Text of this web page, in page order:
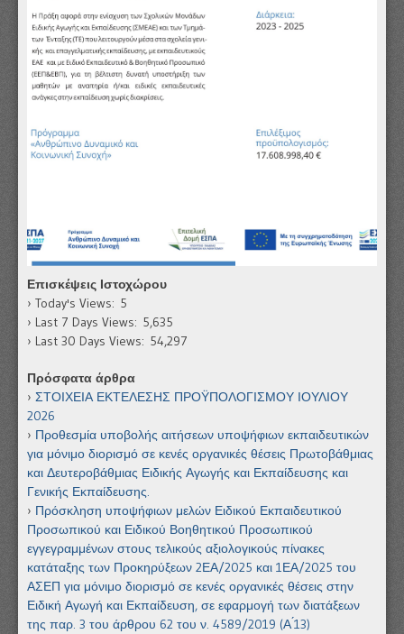
Επισκέψεις Ιστοχώρου
Today's Views: 5
Last 7 Days Views: 5,635
Last 30 Days Views: 54,297
Πρόσφατα άρθρα
ΣΤΟΙΧΕΙΑ ΕΚΤΕΛΕΣΗΣ ΠΡΟΫΠΟΛΟΓΙΣΜΟΥ ΙΟΥΛΙΟΥ
2026
Προθεσμία υποβολής αιτήσεων υποψήφιων εκπαιδευτικών
για μόνιμο διορισμό σε κενές οργανικές θέσεις Πρωτοβάθμιας
και Δευτεροβάθμιας Ειδικής Αγωγής και Εκπαίδευσης και
Γενικής Εκπαίδευσης.
Πρόσκληση υποψήφιων μελών Ειδικού Εκπαιδευτικού
Προσωπικού και Ειδικού Βοηθητικού Προσωπικού
εγγεγραμμένων στους τελικούς αξιολογικούς πίνακες
κατάταξης των Προκηρύξεων 2ΕΑ/2025 και 1ΕΑ/2025 του
ΑΣΕΠ για μόνιμο διορισμό σε κενές οργανικές θέσεις στην
Ειδική Αγωγή και Εκπαίδευση, σε εφαρμογή των διατάξεων
της παρ. 3 του άρθρου 62 του ν. 4589/2019 (Α ́13)